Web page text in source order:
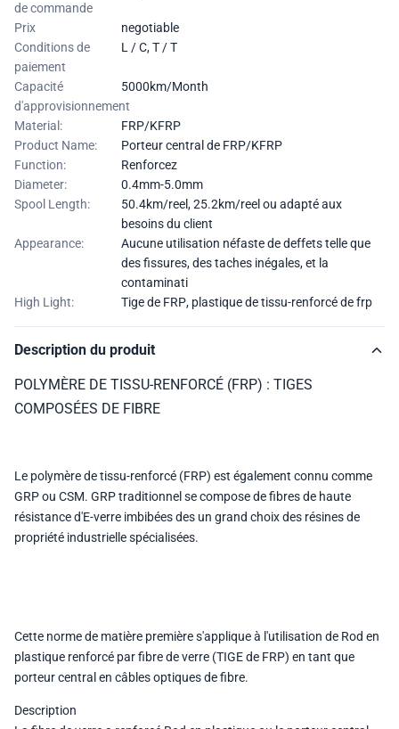
de commande
Prix
negotiable
Conditions de
paiement
L / C, T / T
Capacité
d'approvisionnement
5000km/Month
Material:
FRP/KFRP
Product Name:
Porteur central de FRP/KFRP
Function:
Renforcez
Diameter:
0.4mm-5.0mm
Spool Length:
50.4km/reel, 25.2km/reel ou adapté aux
besoins du client
Appearance:
Aucune utilisation néfaste de deffets telle que
des fissures, des taches inégales, et la
contaminati
High Light:
Tige de FRP, plastique de tissu-renforcé de frp
Description du produit
POLYMÈRE DE TISSU-RENFORCÉ (FRP) : TIGES
COMPOSÉES DE FIBRE
Le polymère de tissu-renforcé (FRP) est également connu comme
GRP ou CSM. GRP traditionnel se compose de fibres de haute
résistance d'E-verre imbibées des un grand choix des résines de
propriété industrielle spécialisées.
Cette norme de matière première s'applique à l'utilisation de Rod en
plastique renforcé par fibre de verre (TIGE de FRP) en tant que
porteur central en câbles optiques de fibre.
Description